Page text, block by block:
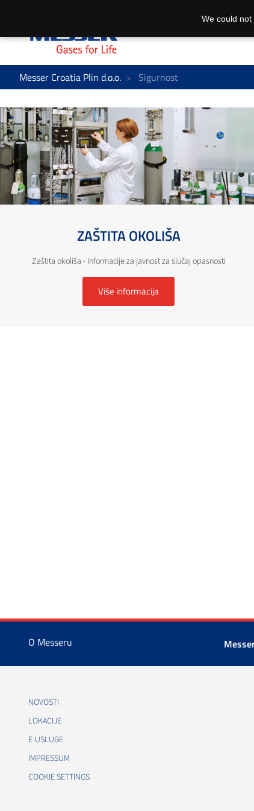
Messer Croatia Plin d.o.o. Sigurnost
ZAŠTITA OKOLIŠA
Zaštita okoliša - Informacije za javnost za slučaj opasnosti
Više informacija
O Messeru
NOVOSTI
LOKACIJE
E-USLUGE
IMPRESSUM
COOKIE SETTINGS
We could not